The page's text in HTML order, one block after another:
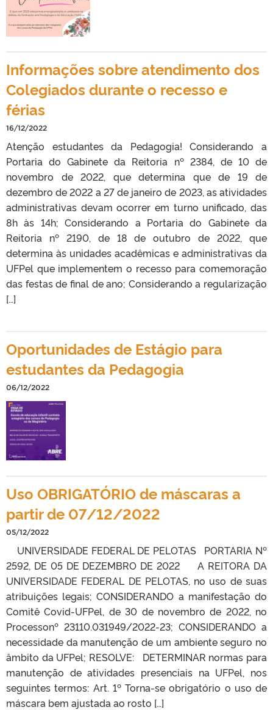
Informações sobre atendimento dos
Colegiados durante o recesso e
férias
16/12/2022
Atenção estudantes da Pedagogia! Considerando a
Portaria do Gabinete da Reitoria nº 2384, de 10 de
novembro de 2022, que determina que de 19 de
dezembro de 2022 a 27 de janeiro de 2023, as atividades
administrativas devam ocorrer em turno unificado, das
8h às 14h; Considerando a Portaria do Gabinete da
Reitoria nº 2190, de 18 de outubro de 2022, que
determina às unidades acadêmicas e administrativas da
UFPel que implementem o recesso para comemoração
das festas de final de ano; Considerando a regularização
[…]
Oportunidades de Estágio para
estudantes da Pedagogia
06/12/2022
Uso OBRIGATÓRIO de máscaras a
partir de 07/12/2022
05/12/2022
UNIVERSIDADE FEDERAL DE PELOTAS PORTARIA Nº
2592, DE 05 DE DEZEMBRO DE 2022 A REITORA DA
UNIVERSIDADE FEDERAL DE PELOTAS, no uso de suas
atribuições legais; CONSIDERANDO a manifestação do
Comitê Covid-UFPel, de 30 de novembro de 2022, no
Processonº 23110.031949/2022-23; CONSIDERANDO a
necessidade da manutenção de um ambiente seguro no
âmbito da UFPel; RESOLVE: DETERMINAR normas para
manutenção de atividades presenciais na UFPel, nos
seguintes termos: Art. 1º Torna-se obrigatório o uso de
máscara bem ajustada ao rosto […]